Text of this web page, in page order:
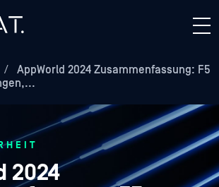
/
AppWorld 2024 Zusammenfassung: F5
2024